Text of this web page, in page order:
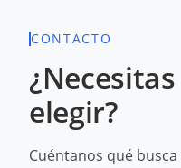
CONTACTO
elegir?
Cuéntanos qué